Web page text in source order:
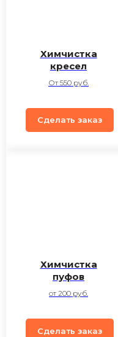
Химчистка
кресел
От 550 руб.
Сделать заказ
Химчистка
пуфов
от 200 руб.
Сделать заказ